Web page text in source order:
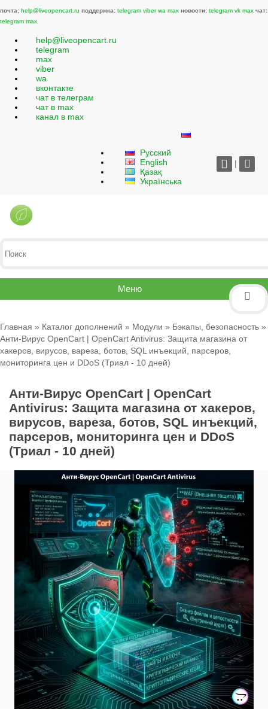
почта: help@liveopencart.ru поддержка: telegram viber wa max новости: telegram vk max чат:
telegram max
help@liveopencart.ru
telegram
max
viber
wa
вконтакте
чат в телеграм
чат в max
канал в max
Русский
English
Қазақ
Українська
|
Меню
Главная » Каталог дополнений » Модули » Бэкапы, безопасность »
Анти-Вирус OpenCart | OpenCart Antivirus: Защита магазина от
хакеров, вирусов, вареза, ботов, SQL инъекций, парсеров,
мониторинга цен и DDoS (Триал - 10 дней)
Анти-Вирус OpenCart | OpenCart
Antivirus: Защита магазина от хакеров,
вирусов, вареза, ботов, SQL инъекций,
парсеров, мониторинга цен и DDoS
(Триал - 10 дней)